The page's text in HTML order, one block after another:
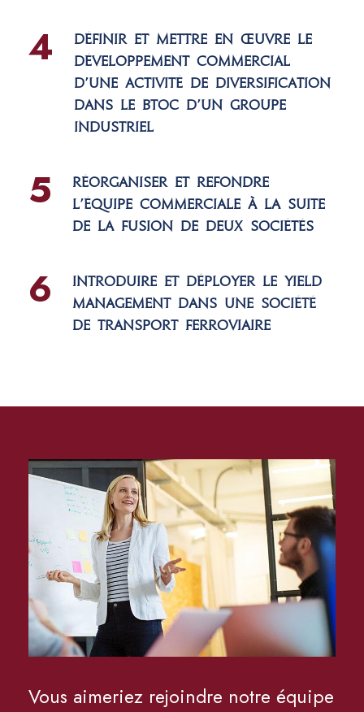
4
Définir et mettre en œuvre le
développement commercial
d’une activité de diversification
dans le BtoC d’un groupe
industriel
5
Réorganiser et refondre
l’équipe commerciale à la suite
de la fusion de deux sociétés
6
Introduire et déployer le yield
management dans une société
de transport ferroviaire
Vous aimeriez rejoindre notre équipe